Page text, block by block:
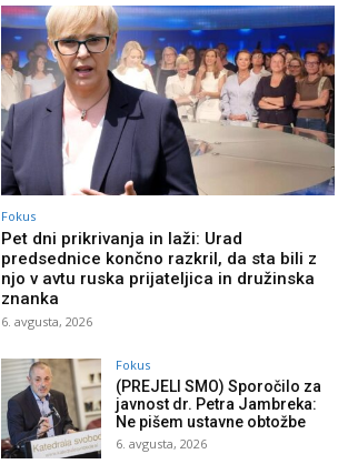
Fokus
Pet dni prikrivanja in laži: Urad
predsednice končno razkril, da sta bili z
njo v avtu ruska prijateljica in družinska
znanka
6. avgusta, 2026
Fokus
(PREJELI SMO) Sporočilo za
javnost dr. Petra Jambreka:
Ne pišem ustavne obtožbe
6. avgusta, 2026